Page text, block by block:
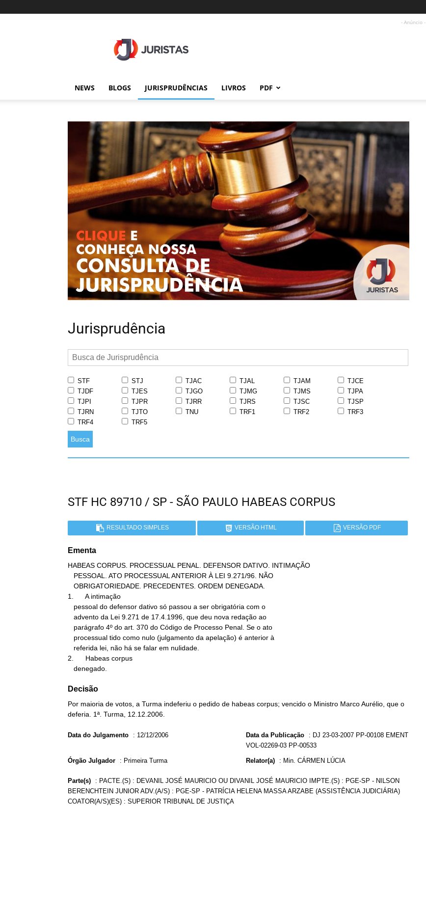
- Anúncio -
NEWS BLOGS JURISPRUDÊNCIAS LIVROS PDF
Jurisprudência
STF STJ TJAC TJAL TJAM
TJCE
TJDF
TJES TJGO TJMG TJMS
TJPA
TJPI
TJPR TJRR TJRS TJSC
TJSP
TJRN
TJTO TNU TRF1 TRF2
TRF3
TRF4
TRF5
Busca
STF HC 89710 / SP - SÃO PAULO HABEAS CORPUS
RESULTADO SIMPLES VERSÃO HTML VERSÃO PDF
Ementa
HABEAS CORPUS. PROCESSUAL PENAL. DEFENSOR DATIVO. INTIMAÇÃO
1.      A intimação
2.      Habeas corpus
   denegado.
Decisão
Por maioria de votos, a Turma indeferiu o pedido de habeas corpus; vencido o Ministro Marco Aurélio, que o
deferia. 1ª. Turma, 12.12.2006.
Data do Julgamento : 12/12/2006 Data da Publicação : DJ 23-03-2007 PP-00108 EMENT
VOL-02269-03 PP-00533
Órgão Julgador : Primeira Turma Relator(a) : Min. CÁRMEN LÚCIA
Parte(s) : PACTE.(S) : DEVANIL JOSÉ MAURICIO OU DIVANIL JOSÉ MAURICIO IMPTE.(S) : PGE-SP - NILSON
BERENCHTEIN JUNIOR ADV.(A/S) : PGE-SP - PATRÍCIA HELENA MASSA ARZABE (ASSISTÊNCIA JUDICIÁRIA)
COATOR(A/S)(ES) : SUPERIOR TRIBUNAL DE JUSTIÇA